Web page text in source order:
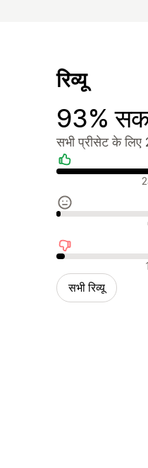
रिव्यू
93%
सभी प्रीसेट के लिए
सकारात्मक रिव्यू
न्यूट्रल रिव्यू
नकारात्मक रिव्यू
सभी रिव्यू